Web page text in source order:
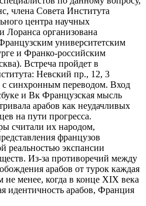
члена Совета Института
центра научных
организована
университетским
и Франко-российским
Встреча пройдет в
Невский пр., 12, 3
синхронным переводом. Вход
и Вк Французская мысль
арабов как неудачливых
на пути прогресса.
считали их народом,
французов
реальностью экспансии
Из-за противоречий между
арабов от турок каждая
не менее, когда в конце XIX века
идентичность арабов, Франция